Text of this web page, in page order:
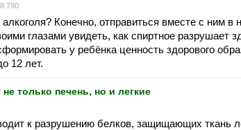
8 790
Конечно, отправиться вместе с ним в
глазами увидеть, как спиртное разрушает
у ребёнка ценность здорового
12 лет.
только печень, но и легкие
к разрушению белков, защищающих ткань